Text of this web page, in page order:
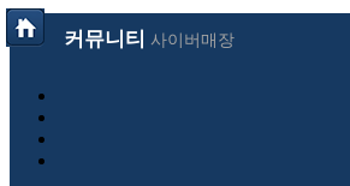
커뮤니티 사이버매장